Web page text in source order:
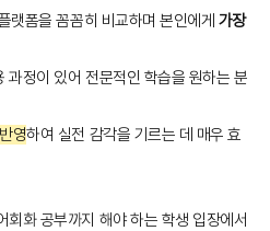
폼을 꼼꼼히 비교하며 본인에게 가장
과정이 있어 전문적인 학습을 원하는 분
영하여 실전 감각을 기르는 데 매우 효
화 공부까지 해야 하는 학생 입장에서